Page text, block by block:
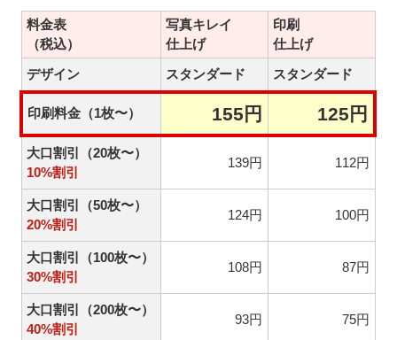
料金表
（税込）
写真キレイ
仕上げ
印刷
仕上げ
デザイン
スタンダード スタンダード
印刷料金（1枚〜） 155円 125円
大口割引（20枚〜）
10%割引
139円 112円
大口割引（50枚〜）
20%割引
124円 100円
大口割引（100枚〜）
30%割引
108円 87円
大口割引（200枚〜）
40%割引
93円 75円